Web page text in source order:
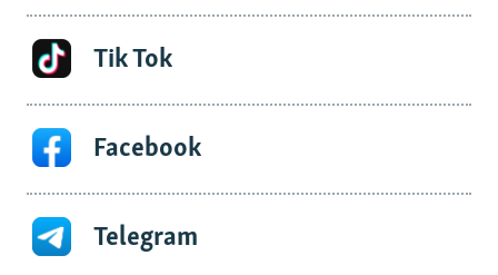
Tik Tok
Facebook
Telegram